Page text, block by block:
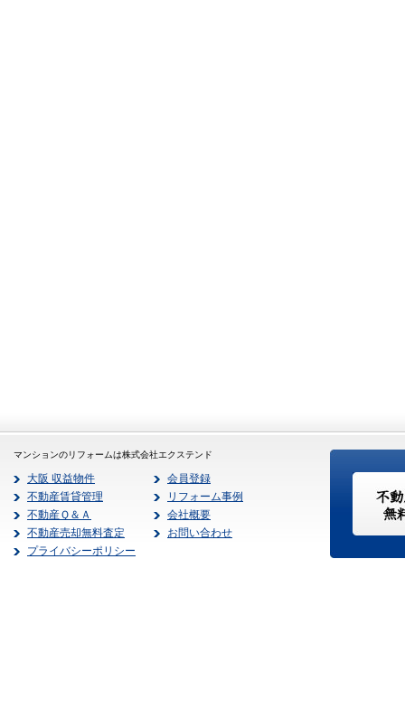
マンションのリフォームは株式会社エクステンド
大阪 収益物件
会員登録
不動産賃貸管理
リフォーム事例
不動産Ｑ＆Ａ
会社概要
不動産売却無料査定
お問い合わせ
プライバシーポリシー